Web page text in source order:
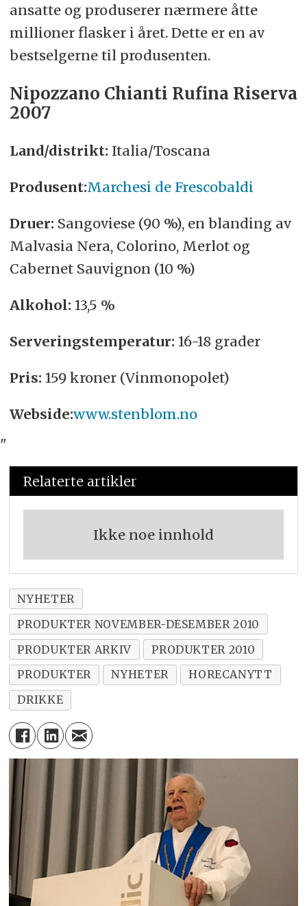
ansatte og produserer nærmere åtte
millioner flasker i året. Dette er en av
bestselgerne til produsenten.
Nipozzano Chianti Rufina Riserva
2007
Land/distrikt: Italia/Toscana
Produsent:Marchesi de Frescobaldi
Druer: Sangoviese (90 %), en blanding av
Malvasia Nera, Colorino, Merlot og
Cabernet Sauvignon (10 %)
Alkohol: 13,5 %
Serveringstemperatur: 16-18 grader
Pris: 159 kroner (Vinmonopolet)
Webside:www.stenblom.no
"
Relaterte artikler
Ikke noe innhold
NYHETER
PRODUKTER NOVEMBER-DESEMBER 2010
PRODUKTER ARKIV
PRODUKTER 2010
PRODUKTER
NYHETER
HORECANYTT
DRIKKE